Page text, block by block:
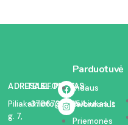
ADRESAS:
Piliakalnio
g. 7,
TELEFONAS:
+37067350054
EL. PAŠTAS:
info@kodelciukas.lt
Parduotuvė
Vidaus
inventorius
Priemonės